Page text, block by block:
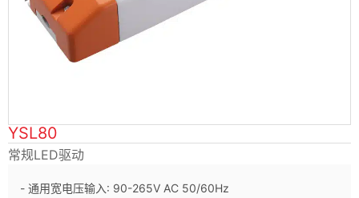
YSL80
常规LED驱动
- 通用宽电压输入: 90-265V AC 50/60Hz